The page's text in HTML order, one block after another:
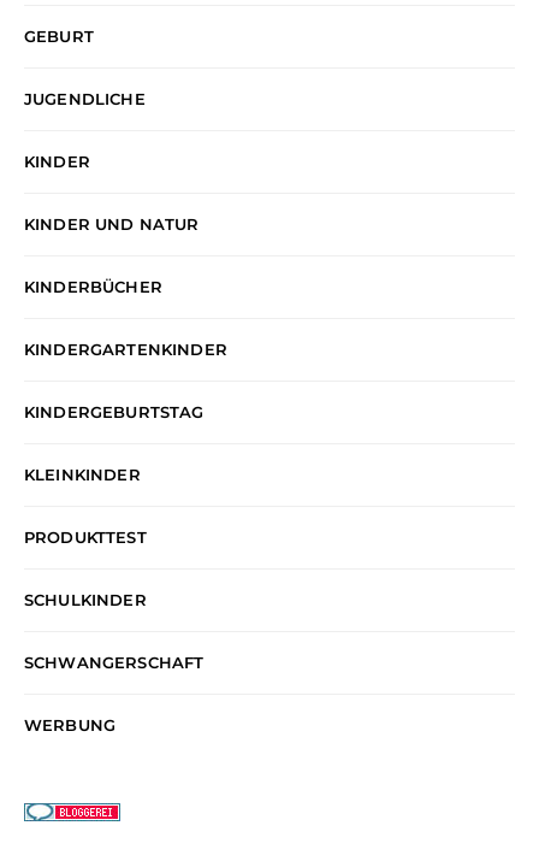
GEBURT
JUGENDLICHE
KINDER
KINDER UND NATUR
KINDERBÜCHER
KINDERGARTENKINDER
KINDERGEBURTSTAG
KLEINKINDER
PRODUKTTEST
SCHULKINDER
SCHWANGERSCHAFT
WERBUNG